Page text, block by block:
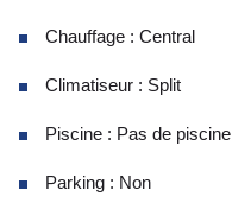
Chauffage : Central
Climatiseur : Split
Piscine : Pas de piscine
Parking : Non